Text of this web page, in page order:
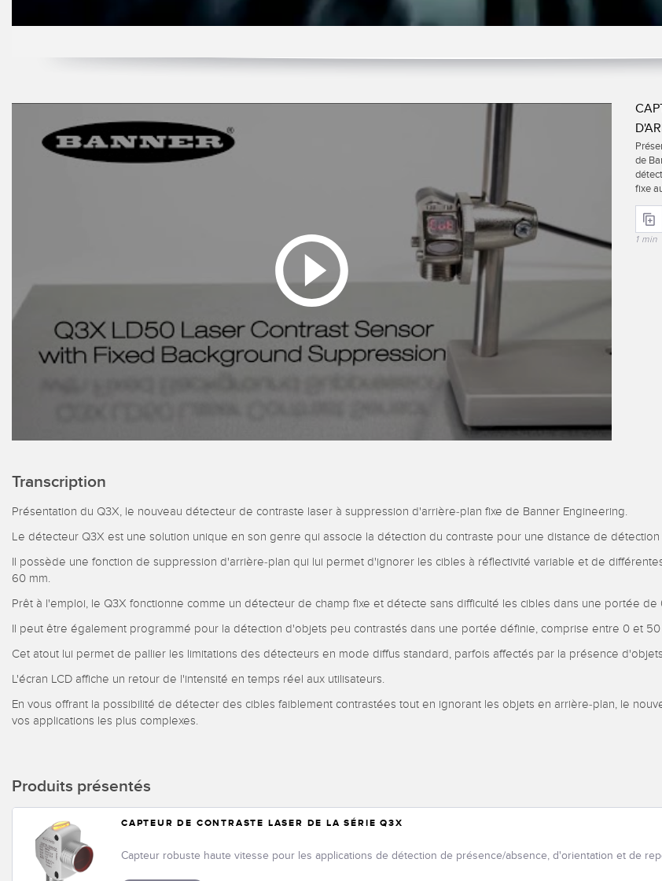
de
fixe
1
Transcription
Présentation du Q3X, le nouveau détecteur de contraste laser à suppression d'arrière-plan fixe de Banner Engineering.
Le détecteur Q3X est une solution unique en son genre qui associe la détection du contraste pour une distance de
Il possède une fonction de suppression d'arrière-plan qui lui permet d'ignorer les cibles à réflectivité variable et de
60 mm.
Prêt à l'emploi, le Q3X fonctionne comme un détecteur de champ fixe et détecte sans difficulté les cibles dans une portée de
Il peut être également programmé pour la détection d'objets peu contrastés dans une portée définie, comprise entre 0 et 50
Cet atout lui permet de pallier les limitations des détecteurs en mode diffus standard, parfois affectés par la présence
L'écran LCD affiche un retour de l'intensité en temps réel aux utilisateurs.
En vous offrant la possibilité de détecter des cibles faiblement contrastées tout en ignorant les objets en arrière-plan, le
vos applications les plus complexes.
Produits présentés
CAPTEUR DE CONTRASTE LASER DE LA SÉRIE Q3X
Capteur robuste haute vitesse pour les applications de détection de présence/absence, d'orientation et de